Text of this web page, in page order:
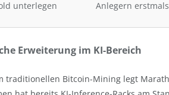
unterlegen
Anlegern erstmals
Erweiterung im KI-Bereich
traditionellen Bitcoin-Mining legt